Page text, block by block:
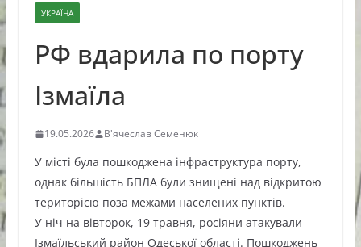
УКРАЇНА
РФ вдарила по порту
Ізмаїла
19.05.2026 В'ячеслав Семенюк
У місті була пошкоджена інфраструктура порту,
однак більшість БПЛА були знищені над відкритою
територією поза межами населених пунктів.
У ніч на вівторок, 19 травня, росіяни атакували
Ізмаїльський район Одеської області. Пошкоджень